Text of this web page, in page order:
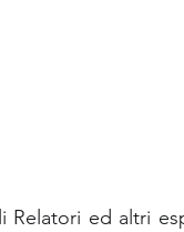
Relatori ed altri